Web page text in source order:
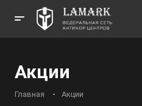
Акции
Главная Акции